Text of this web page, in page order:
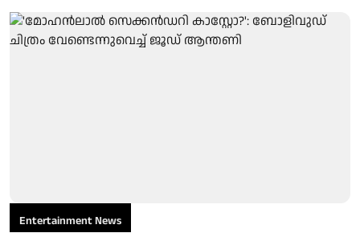
Entertainment News